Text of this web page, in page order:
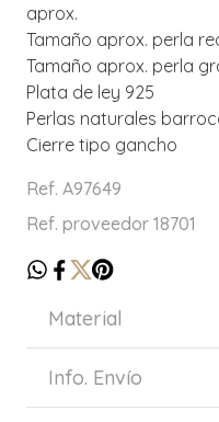
aprox.
Tamaño aprox. perla
Tamaño aprox. perla
Plata de ley 925
Perlas naturales
Cierre tipo gancho
Ref. A97649
Ref. proveedor 18701
Material
Info. Envío